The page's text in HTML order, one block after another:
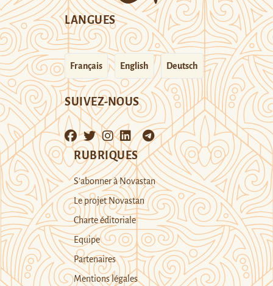
LANGUES
Français English Deutsch
SUIVEZ-NOUS
RUBRIQUES
S’abonner à Novastan
Le projet Novastan
Charte éditoriale
Equipe
Partenaires
Mentions légales